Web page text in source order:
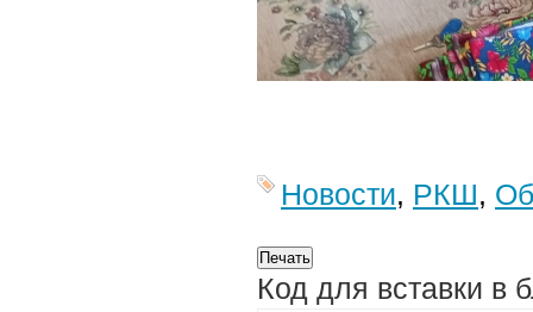
Новости, РКШ,
Код для вставки в